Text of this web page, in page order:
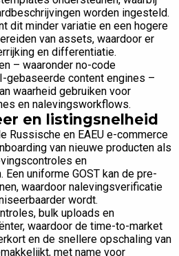
worden ingesteld.
dit minder variatie en een hogere
van assets, waardoor er
en differentiatie.
– waaronder no-code
gebaseerde content engines –
waarheid gebruiken voor
en nalevingsworkflows.
en listingsnelheid
Russische en EAEU e-commerce
van nieuwe producten als
en
uniforme GOST kan de pre-
waardoor nalevingsverificatie
wordt.
bulk uploads en
waardoor de time-to-market
en de snellere opschaling van
met name voor